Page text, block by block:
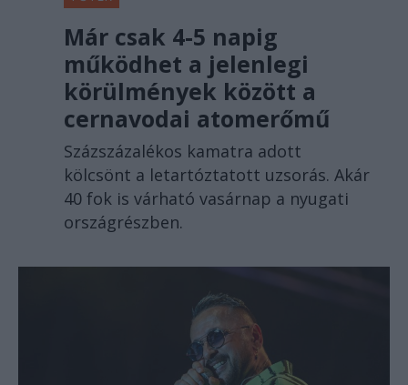
Már csak 4-5 napig
működhet a jelenlegi
körülmények között a
cernavodai atomerőmű
Százszázalékos kamatra adott
kölcsönt a letartóztatott uzsorás. Akár
40 fok is várható vasárnap a nyugati
országrészben.